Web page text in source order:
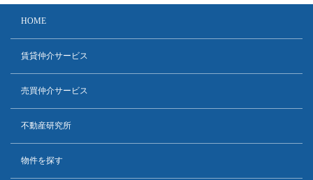
HOME
賃貸仲介サービス
売買仲介サービス
不動産研究所
物件を探す